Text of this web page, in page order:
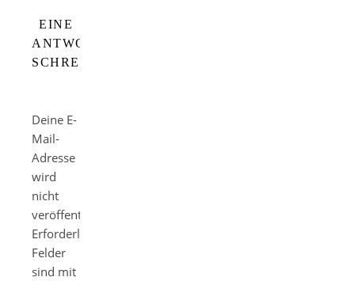
EINE
ANTWORT
SCHREIBEN
Deine E-
Mail-
Adresse
wird
nicht
veröffentlicht.
Erforderliche
Felder
sind mit